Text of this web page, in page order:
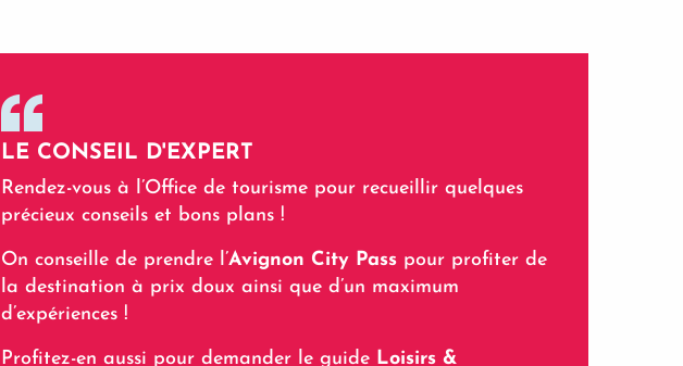
LE CONSEIL D'EXPERT
Rendez-vous à l’Office de tourisme pour recueillir quelques
précieux conseils et bons plans !
On conseille de prendre l’Avignon City Pass pour profiter de
la destination à prix doux ainsi que d’un maximum
d’expériences !
Profitez-en aussi pour demander le guide Loisirs &